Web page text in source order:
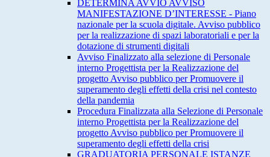
DETERMINA AVVIO AVVISO
MANIFESTAZIONE D’INTERESSE - Piano
nazionale per la scuola digitale. Avviso pubblico
per la realizzazione di spazi laboratoriali e per la
dotazione di strumenti digitali
Avviso Finalizzato alla selezione di Personale
interno Progettista per la Realizzazione del
progetto Avviso pubblico per Promuovere il
superamento degli effetti della crisi nel contesto
della pandemia
Procedura Finalizzata alla Selezione di Personale
interno Progettista per la Realizzazione del
progetto Avviso pubblico per Promuovere il
superamento degli effetti della crisi
GRADUATORIA PERSONALE ISTANZE